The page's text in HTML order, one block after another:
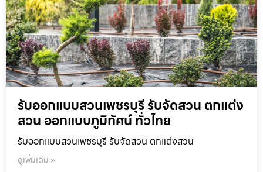
รับออกแบบสวนเพชรบุรี รับจัดสวน ตกแต่ง
สวน ออกแบบภูมิทัศน์ ทั่วไทย
รับออกแบบสวนเพชรบุรี รับจัดสวน ตกแต่งสวน
ดูเพิ่มเติม »